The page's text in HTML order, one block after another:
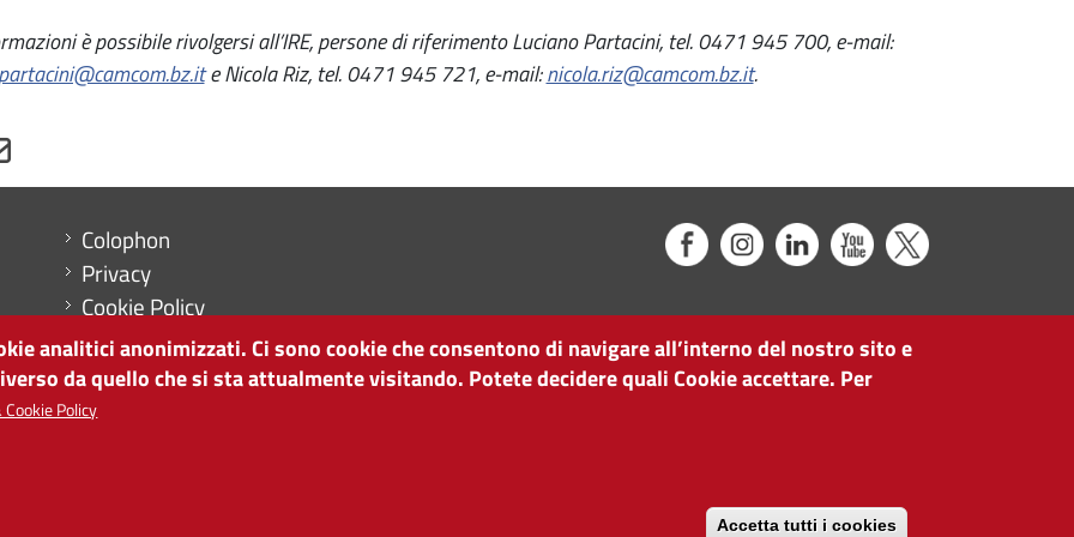
è possibile rivolgersi all’IRE, persone di riferimento Luciano Partacini, tel. 0471 945 700, e-mail:
e Nicola Riz, tel. 0471 945 721, e-mail:nicola.riz@camcom.bz.it.
Menu footer
Colophon
Privacy
Cookie Policy
Mappa del sito
Impostazioni cookie
analitici anonimizzati. Ci sono cookie che consentono di navigare all’interno del nostro sito e
da quello che si sta attualmente visitando. Potete decidere quali Cookie accettare. Per
Policy
Accetta tutti i cookies